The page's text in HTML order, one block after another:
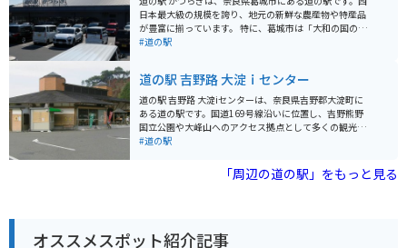
す。 周辺には、石舞台古墳や高松塚古墳など、歴史的な
観光スポットがたくさんあります。レンタサイクルも利
用できるので、サイクリングで周辺を散策するのもおす
日本最大級の規模を誇り、地元の新鮮な農産物や特産品
が豊富に揃っています。 特に、葛城市は「大和の国のま
ほろば」と呼ばれるほど、豊かな自然と歴史を感じられ
土産探しにも最適です。レストランでは、地元産の食材
を使った料理を楽しむこともできます。 バイクで訪れる
場合、道の駅 かつらぎは広々とした駐車場が完備されて
いるので、安心して駐車できます。また、周辺には、二
上山や當麻寺など、ツーリングに最適なスポットが点在
#道の駅
道の駅 吉野路 大淀ｉセンター
道の駅 吉野路 大淀iセンターは、奈良県吉野郡大淀町に
ある道の駅です。国道169号線沿いに位置し、吉野熊野
国立公園や大峰山へのアクセス拠点として多くの観光客
が訪れます。 施設内には、地元の特産品を販売するショ
入することができます。特に、吉野葛を使用した葛餅や
葛きりは、ここでしか味わえない逸品です。また、レス
駐車することができます。周辺には、吉野山や熊野古道
#道の駅
「周辺の道の駅」をもっと見る
オススメスポット紹介記事